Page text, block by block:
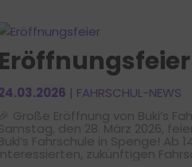
Eröffnungsfeier
| FAHRSCHUL-NEWS
🎉 Große Eröffnung von Buki’s
den 28. März 2026,
Fahrschule in Spenge! Ab
zukünftigen